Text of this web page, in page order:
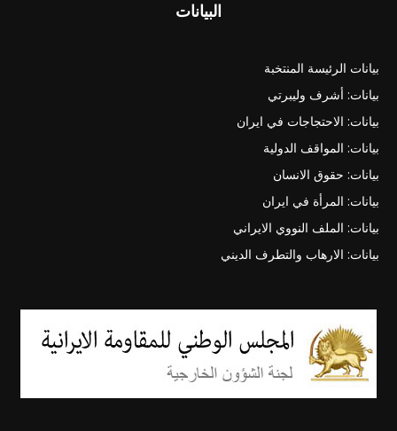
البيانات
بيانات الرئيسة المنتخبة
بيانات: أشرف وليبرتي
بيانات: الاحتجاجات في ايران
بيانات: المواقف الدولية
بيانات: حقوق الانسان
بيانات: المرأة في ايران
بيانات: الملف النووي الايراني
بيانات: الارهاب والتطرف الديني